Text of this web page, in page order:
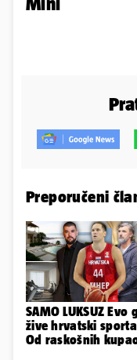
Preporučeni
SAMO LUKSUZ Evo
žive hrvatski
Od raskošnih